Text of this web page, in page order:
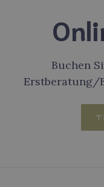
Buchen
Erstberatung/